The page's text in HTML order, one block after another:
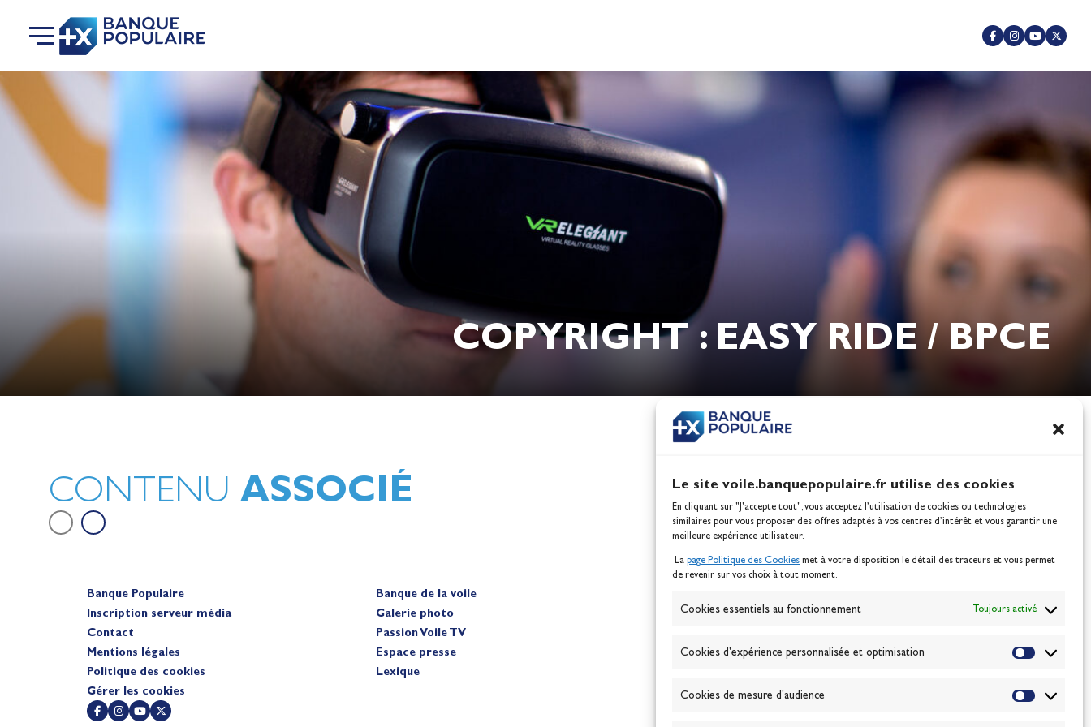
Le site voile.banquepopulaire.fr utilise des cookies
En cliquant sur "J'accepte tout", vous acceptez l’utilisation de cookies ou technologies
similaires pour vous proposer des offres adaptés à vos centres d’intérêt et vous garantir une
meilleure expérience utilisateur.
La page Politique des Cookies met à votre disposition le détail des traceurs et vous permet
de revenir sur vos choix à tout moment.
Cookies essentiels au fonctionnement Toujours activé
Cookies d'expérience personnalisée et optimisation
Cookies de mesure d'audience
COPYRIGHT : EASY RIDE / BPCE
CONTENU ASSOCIÉ
Lauriane Nolot en or à Long Beach,
Mathilde Lovadina et Lou
Berthomieu, vice-championnes
100% Glisse - Écoles
Banque Populaire
Inscription serveur média
Contact
Mentions légales
Politique des cookies
Gérer les cookies
Banque de la voile
Galerie photo
Passion Voile TV
Espace presse
Lexique
ABONNEZ-VOUS
J'accepte la